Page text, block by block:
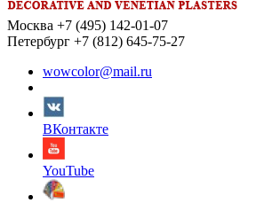
Москва +7 (495) 142-01-07
Петербург +7 (812) 645-75-27
wowcolor@mail.ru
ВКонтакте
YouTube